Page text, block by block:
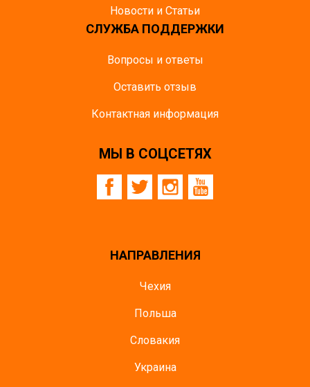
Новости и Статьи
СЛУЖБА ПОДДЕРЖКИ
Вопросы и ответы
Оставить отзыв
Контактная информация
МЫ В СОЦСЕТЯХ
НАПРАВЛЕНИЯ
Чехия
Польша
Словакия
Украина